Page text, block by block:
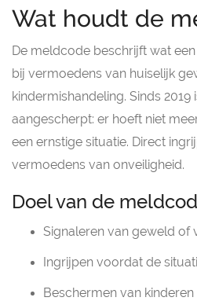
Wat houdt de
De meldcode beschrijft wat
bij vermoedens van huiselijk
kindermishandeling. Sinds
aangescherpt: er hoeft niet
een ernstige situatie. Direct
vermoedens van onveiligheid.
Doel van de
Signaleren van geweld of
Ingrijpen voordat de
Beschermen van